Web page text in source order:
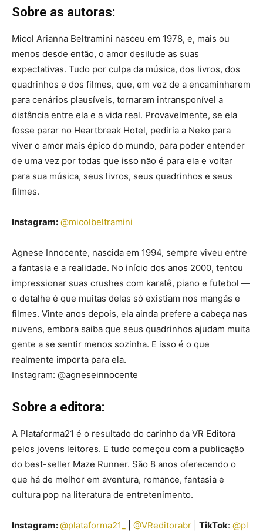
Sobre as autoras:
Micol Arianna Beltramini nasceu em 1978, e, mais ou
menos desde então, o amor desilude as suas
expectativas. Tudo por culpa da música, dos livros, dos
quadrinhos e dos filmes, que, em vez de a encaminharem
para cenários plausíveis, tornaram intransponível a
distância entre ela e a vida real. Provavelmente, se ela
fosse parar no Heartbreak Hotel, pediria a Neko para
viver o amor mais épico do mundo, para poder entender
de uma vez por todas que isso não é para ela e voltar
para sua música, seus livros, seus quadrinhos e seus
filmes.
Instagram: @micolbeltramini
Agnese Innocente, nascida em 1994, sempre viveu entre
a fantasia e a realidade. No início dos anos 2000, tentou
impressionar suas crushes com karatê, piano e futebol —
o detalhe é que muitas delas só existiam nos mangás e
filmes. Vinte anos depois, ela ainda prefere a cabeça nas
nuvens, embora saiba que seus quadrinhos ajudam muita
gente a se sentir menos sozinha. E isso é o que
realmente importa para ela.
Instagram: @agneseinnocente
Sobre a editora:
A Plataforma21 é o resultado do carinho da VR Editora
pelos jovens leitores. E tudo começou com a publicação
do best-seller Maze Runner. São 8 anos oferecendo o
que há de melhor em aventura, romance, fantasia e
cultura pop na literatura de entretenimento.
Instagram:@plataforma21_ @VReditorabr TikTok: @pl